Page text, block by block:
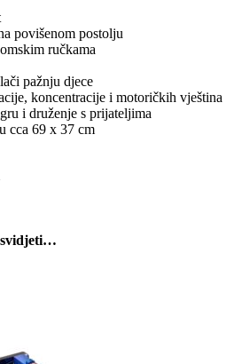
povišenom postolju
ručkama
pažnju djece
koncentracije i motoričkih vještina
i druženje s prijateljima
cca 69 x 37 cm
svidjeti…